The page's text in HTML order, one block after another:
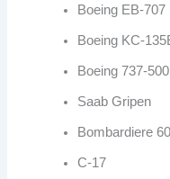
Boeing EB-707
Boeing KC-
Boeing 737-500
Saab Gripen
Bombardiere
C-17